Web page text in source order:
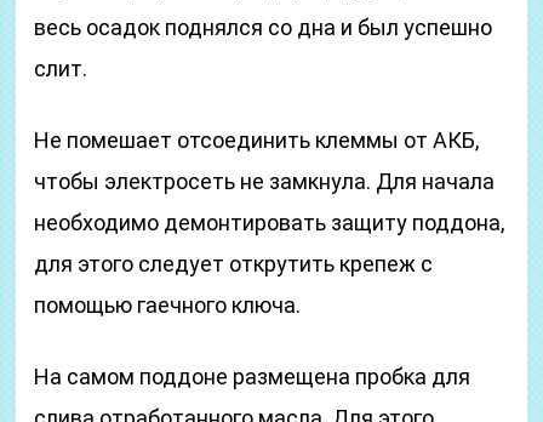
весь осадок поднялся со дна и был успешно
слит.
Не помешает отсоединить клеммы от АКБ,
чтобы электросеть не замкнула. Для начала
необходимо демонтировать защиту поддона,
для этого следует открутить крепеж с
помощью гаечного ключа.
На самом поддоне размещена пробка для